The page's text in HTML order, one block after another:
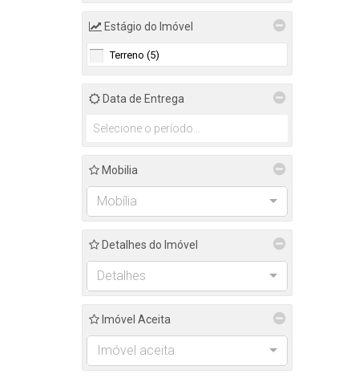
Estágio do Imóvel
Terreno (5)
Data de Entrega
Mobilia
Mobília
Detalhes do Imóvel
Detalhes
Imóvel Aceita
Imóvel aceita